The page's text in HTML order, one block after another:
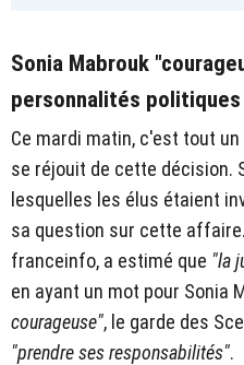
Sonia Mabrouk
personnalités politiques
Ce mardi matin, c'est tout
se réjouit de cette décision.
lesquelles les élus étaient
sa question sur cette
franceinfo, a estimé que "la
en ayant un mot pour Sonia
courageuse", le garde des
"prendre ses responsabilités".